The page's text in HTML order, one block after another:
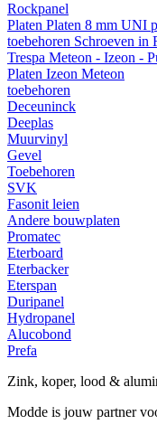
Rockpanel
Platen Platen 8 mm UNI
toebehoren Schroeven in
Trespa Meteon - Izeon -
Platen Izeon Meteon
toebehoren
Deceuninck
Deeplas
Muurvinyl
Gevel
Toebehoren
SVK
Fasonit leien
Andere bouwplaten
Promatec
Eterboard
Eterbacker
Eterspan
Duripanel
Hydropanel
Alucobond
Prefa
Zink, koper, lood &
Modde is jouw partner